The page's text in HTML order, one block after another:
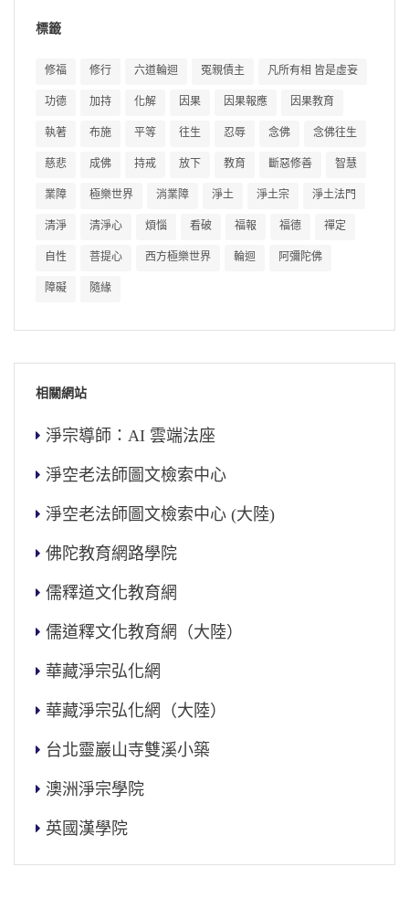
標籤
修福 修行 六道輪迴 冤親債主 凡所有相 皆是虛妄
功德 加持 化解 因果 因果報應 因果教育
執著 布施 平等 往生 忍辱 念佛 念佛往生
慈悲 成佛 持戒 放下 教育 斷惡修善 智慧
業障 極樂世界 消業障 淨土 淨土宗 淨土法門
清淨 清淨心 煩惱 看破 福報 福德 禪定
自性 菩提心 西方極樂世界 輪迴 阿彌陀佛
障礙 隨緣
相關網站
淨宗導師：AI 雲端法座
淨空老法師圖文檢索中心
淨空老法師圖文檢索中心 (大陸)
佛陀教育網路學院
儒釋道文化教育網
儒道釋文化教育網（大陸）
華藏淨宗弘化網
華藏淨宗弘化網（大陸）
台北靈巖山寺雙溪小築
澳洲淨宗學院
英國漢學院